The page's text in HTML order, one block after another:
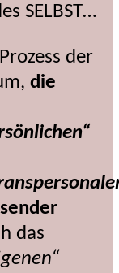
SELBST…
der
die
das